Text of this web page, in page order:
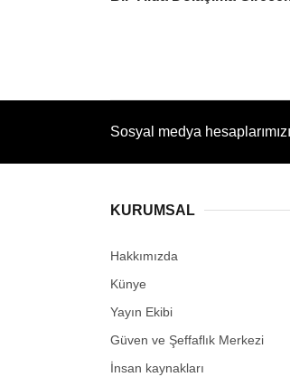
Sosyal medya
KURUMSAL
Hakkımızda
Künye
Yayın Ekibi
Güven ve Şeffaflık Merkezi
İnsan kaynakları